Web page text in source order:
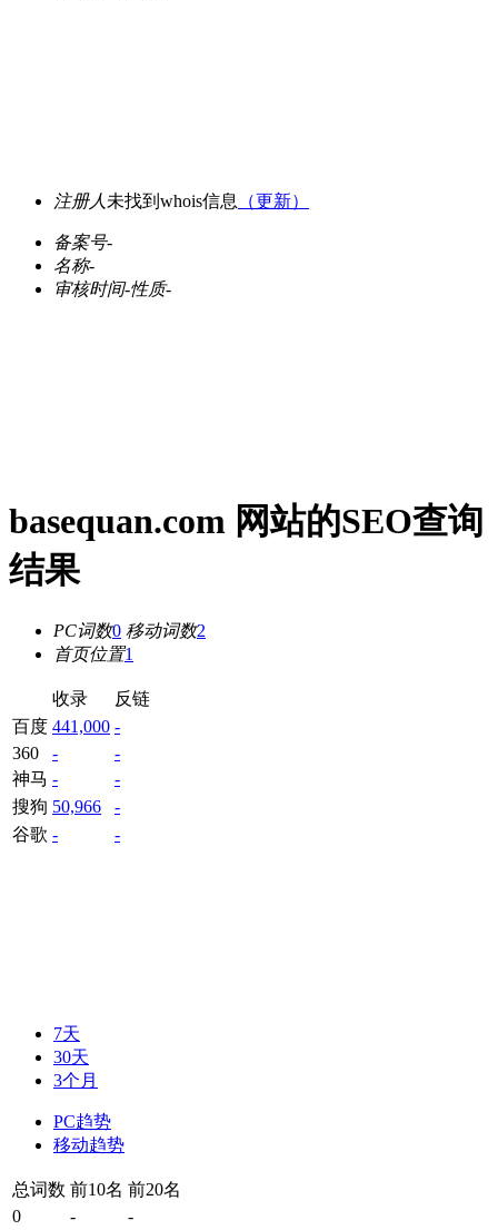
注册人 未找到whois信息 （更新）
备案号-
名称-
审核时间-性质-
basequan.com 网站的SEO查询
结果
PC词数0 移动词数2
首页位置1
收录
反链
百度 441,000 -
360
-
-
神马 -
-
搜狗 50,966
-
谷歌 - -
7天
30天
3个月
PC趋势
移动趋势
总词数 前10名 前20名
0
- -